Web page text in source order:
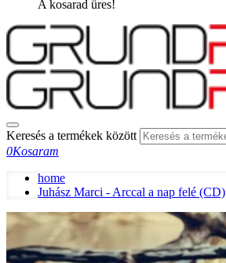
A kosarad üres!
Keresés a termékek között
0Kosaram
home
Juhász Marci - Arccal a nap felé (CD)